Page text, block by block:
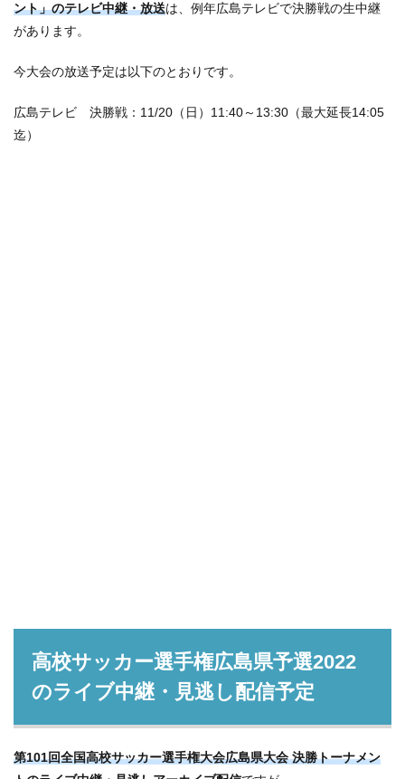
ント」のテレビ中継・放送は、例年広島テレビで決勝戦の生中継
があります。
今大会の放送予定は以下のとおりです。
広島テレビ 決勝戦：11/20（日）11:40～13:30（最大延長14:05
迄）
高校サッカー選手権広島県予選2022
のライブ中継・見逃し配信予定
第101回全国高校サッカー選手権大会広島県大会 決勝トーナメン